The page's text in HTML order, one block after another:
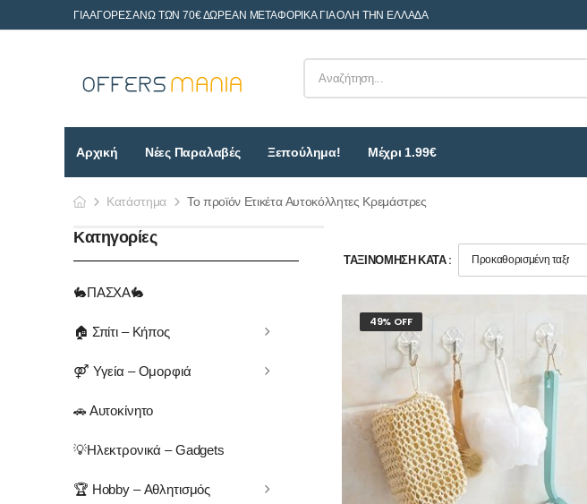
ΓΙΑ ΑΓΟΡΕΣ ΑΝΩ ΤΩΝ 70€ ΔΩΡΕΑΝ ΜΕΤΑΦΟΡΙΚΑ ΓΙΑ ΟΛΗ ΤΗΝ ΕΛΛΑΔΑ
Αρχική Νέες Παραλαβές Ξεπούλημα! Μέχρι 1.99€
Κατάστημα
Το προϊόν Ετικέτα Αυτοκόλλητες Κρεμάστρες
Κατηγορίες
🐇ΠΑΣΧΑ🐇
🏠 Σπίτι – Κήπος
⚤ Υγεία – Ομορφιά
🚗 Αυτοκίνητο
💡Ηλεκτρονικά – Gadgets
🏆 Hobby – Αθλητισμός
ΤΑΞΙΝΌΜΗΣΗ ΚΑΤΆ :
49% OFF